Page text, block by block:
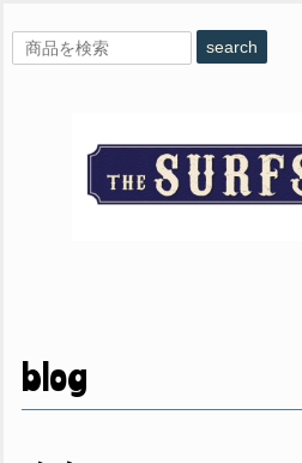
search
blog